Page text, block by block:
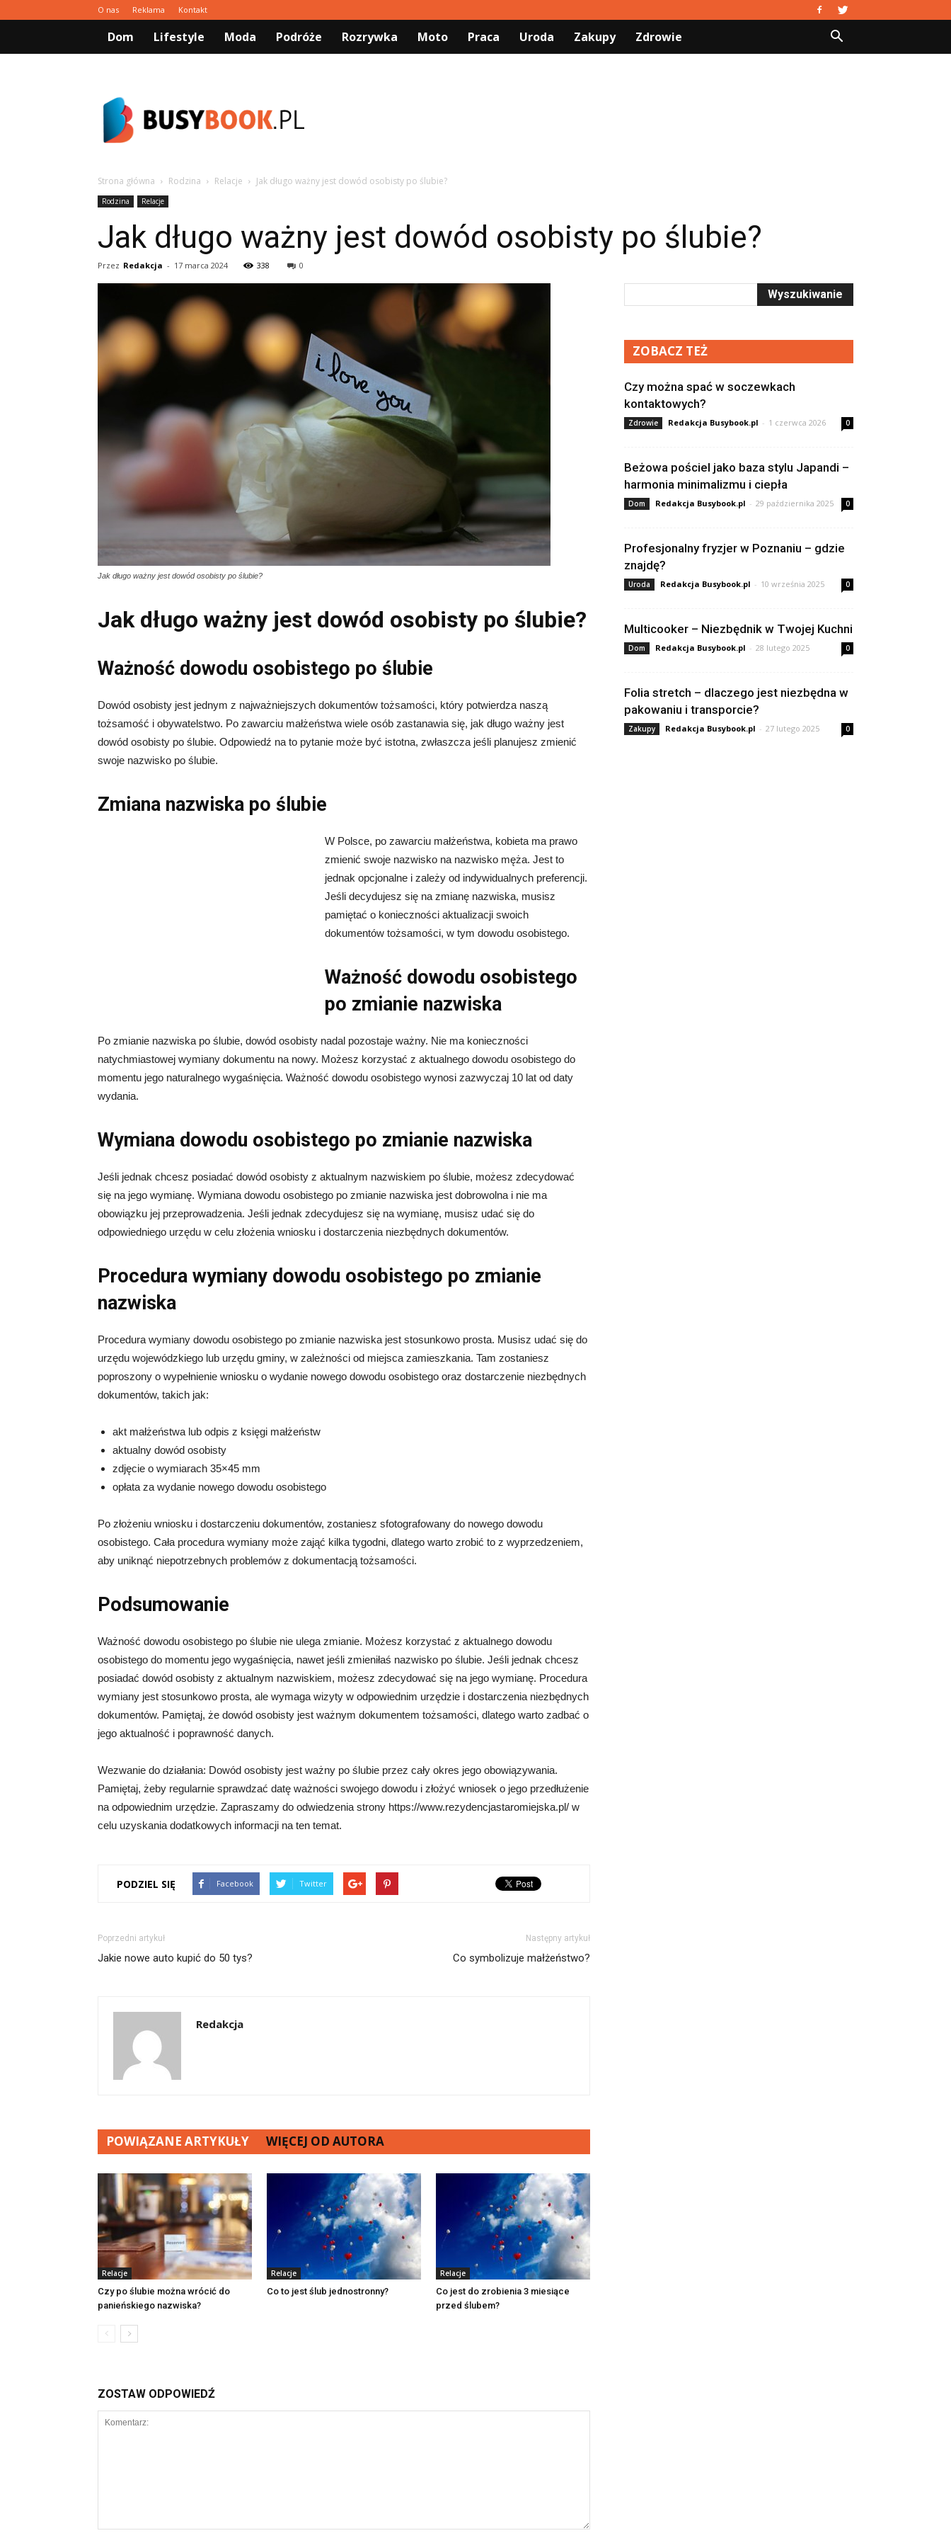
O nas Reklama Kontakt
Dom Lifestyle Moda Podróże Rozrywka Moto Praca Uroda Zakupy Zdrowie
Strona główna Rodzina Relacje Jak długo ważny jest dowód osobisty po ślubie?
Rodzina Relacje
Jak długo ważny jest dowód osobisty po ślubie?
Przez Redakcja - 17 marca 2024 338 0
Jak długo ważny jest dowód osobisty po ślubie?
Jak długo ważny jest dowód osobisty po ślubie?
Ważność dowodu osobistego po ślubie
Dowód osobisty jest jednym z najważniejszych dokumentów tożsamości, który potwierdza naszą
tożsamość i obywatelstwo. Po zawarciu małżeństwa wiele osób zastanawia się, jak długo ważny jest
dowód osobisty po ślubie. Odpowiedź na to pytanie może być istotna, zwłaszcza jeśli planujesz zmienić
swoje nazwisko po ślubie.
Zmiana nazwiska po ślubie
W Polsce, po zawarciu małżeństwa, kobieta ma prawo
zmienić swoje nazwisko na nazwisko męża. Jest to
jednak opcjonalne i zależy od indywidualnych preferencji.
Jeśli decydujesz się na zmianę nazwiska, musisz
pamiętać o konieczności aktualizacji swoich
dokumentów tożsamości, w tym dowodu osobistego.
Ważność dowodu osobistego
po zmianie nazwiska
Po zmianie nazwiska po ślubie, dowód osobisty nadal pozostaje ważny. Nie ma konieczności
natychmiastowej wymiany dokumentu na nowy. Możesz korzystać z aktualnego dowodu osobistego do
momentu jego naturalnego wygaśnięcia. Ważność dowodu osobistego wynosi zazwyczaj 10 lat od daty
wydania.
Wymiana dowodu osobistego po zmianie nazwiska
Jeśli jednak chcesz posiadać dowód osobisty z aktualnym nazwiskiem po ślubie, możesz zdecydować
się na jego wymianę. Wymiana dowodu osobistego po zmianie nazwiska jest dobrowolna i nie ma
obowiązku jej przeprowadzenia. Jeśli jednak zdecydujesz się na wymianę, musisz udać się do
odpowiedniego urzędu w celu złożenia wniosku i dostarczenia niezbędnych dokumentów.
Procedura wymiany dowodu osobistego po zmianie
nazwiska
Procedura wymiany dowodu osobistego po zmianie nazwiska jest stosunkowo prosta. Musisz udać się do
urzędu wojewódzkiego lub urzędu gminy, w zależności od miejsca zamieszkania. Tam zostaniesz
poproszony o wypełnienie wniosku o wydanie nowego dowodu osobistego oraz dostarczenie niezbędnych
dokumentów, takich jak:
akt małżeństwa lub odpis z księgi małżeństw
aktualny dowód osobisty
zdjęcie o wymiarach 35×45 mm
opłata za wydanie nowego dowodu osobistego
Po złożeniu wniosku i dostarczeniu dokumentów, zostaniesz sfotografowany do nowego dowodu
osobistego. Cała procedura wymiany może zająć kilka tygodni, dlatego warto zrobić to z wyprzedzeniem,
aby uniknąć niepotrzebnych problemów z dokumentacją tożsamości.
Podsumowanie
Ważność dowodu osobistego po ślubie nie ulega zmianie. Możesz korzystać z aktualnego dowodu
osobistego do momentu jego wygaśnięcia, nawet jeśli zmieniłaś nazwisko po ślubie. Jeśli jednak chcesz
posiadać dowód osobisty z aktualnym nazwiskiem, możesz zdecydować się na jego wymianę. Procedura
wymiany jest stosunkowo prosta, ale wymaga wizyty w odpowiednim urzędzie i dostarczenia niezbędnych
dokumentów. Pamiętaj, że dowód osobisty jest ważnym dokumentem tożsamości, dlatego warto zadbać o
jego aktualność i poprawność danych.
Wezwanie do działania: Dowód osobisty jest ważny po ślubie przez cały okres jego obowiązywania.
Pamiętaj, żeby regularnie sprawdzać datę ważności swojego dowodu i złożyć wniosek o jego przedłużenie
na odpowiednim urzędzie. Zapraszamy do odwiedzenia strony https://www.rezydencjastaromiejska.pl/ w
celu uzyskania dodatkowych informacji na ten temat.
PODZIEL SIĘ Facebook Twitter
Poprzedni artykuł
Jakie nowe auto kupić do 50 tys?
Następny artykuł
Co symbolizuje małżeństwo?
Redakcja
POWIĄZANE ARTYKUŁY WIĘCEJ OD AUTORA
Relacje
Czy po ślubie można wrócić do
panieńskiego nazwiska?
Relacje
Co to jest ślub jednostronny?
Relacje
Co jest do zrobienia 3 miesiące
przed ślubem?
ZOSTAW ODPOWIEDŹ
ZOBACZ TEŻ
Czy można spać w soczewkach
kontaktowych?
Zdrowie Redakcja Busybook.pl - 1 czerwca 2026 0
Beżowa pościel jako baza stylu Japandi –
harmonia minimalizmu i ciepła
Dom Redakcja Busybook.pl - 29 października 2025 0
Profesjonalny fryzjer w Poznaniu – gdzie
znajdę?
Uroda Redakcja Busybook.pl - 10 września 2025 0
Multicooker – Niezbędnik w Twojej Kuchni
Dom Redakcja Busybook.pl - 28 lutego 2025 0
Folia stretch – dlaczego jest niezbędna w
pakowaniu i transporcie?
Zakupy Redakcja Busybook.pl - 27 lutego 2025 0